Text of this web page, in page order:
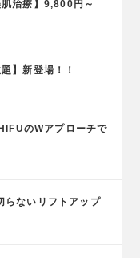
治療】9,800円～
】新登場！！
のWアプローチで
らないリフトアップ